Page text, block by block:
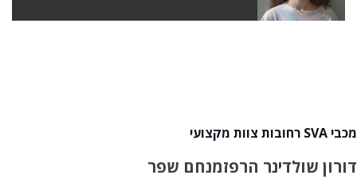
מכבי SVA רחובות צוות מקצועי
דורון שולדינר הרפזמנחם שפר